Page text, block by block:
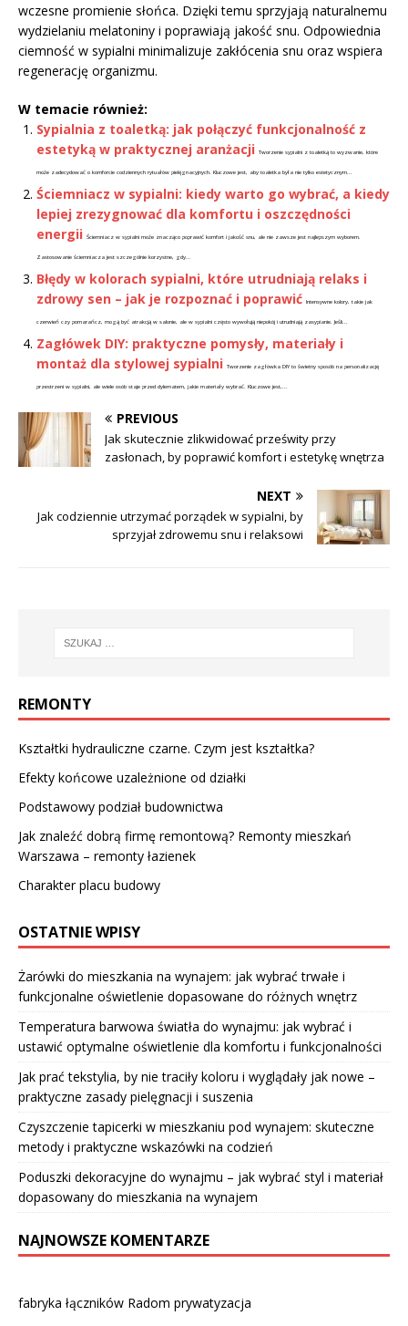
wczesne promienie słońca. Dzięki temu sprzyjają naturalnemu
wydzielaniu melatoniny i poprawiają jakość snu. Odpowiednia
ciemność w sypialni minimalizuje zakłócenia snu oraz wspiera
regenerację organizmu.
W temacie również:
Sypialnia z toaletką: jak połączyć funkcjonalność z
estetyką w praktycznej aranżacji
Tworzenie sypialni z toaletką to wyzwanie, które
może zadecydować o komforcie codziennych rytuałów pielęgnacyjnych. Kluczowe jest, aby toaletka była nie tylko estetycznym...
Ściemniacz w sypialni: kiedy warto go wybrać, a kiedy
lepiej zrezygnować dla komfortu i oszczędności
energii
Ściemniacz w sypialni może znacząco poprawić komfort i jakość snu, ale nie zawsze jest najlepszym wyborem.
Zastosowanie ściemniacza jest szczególnie korzystne, gdy...
Błędy w kolorach sypialni, które utrudniają relaks i
zdrowy sen – jak je rozpoznać i poprawić Intensywne kolory, takie jak
czerwień czy pomarańcz, mogą być atrakcją w salonie, ale w sypialni często wywołują niepokój i utrudniają zasypianie. Jeśli...
Zagłówek DIY: praktyczne pomysły, materiały i
montaż dla stylowej sypialni
Tworzenie zagłówka DIY to świetny sposób na personalizację
przestrzeni w sypialni, ale wiele osób staje przed dylematem, jakie materiały wybrać. Kluczowe jest,...
PREVIOUS
Jak skutecznie zlikwidować prześwity przy
zasłonach, by poprawić komfort i estetykę wnętrza
NEXT
Jak codziennie utrzymać porządek w sypialni, by
sprzyjał zdrowemu snu i relaksowi
REMONTY
Kształtki hydrauliczne czarne. Czym jest kształtka?
Efekty końcowe uzależnione od działki
Podstawowy podział budownictwa
Jak znaleźć dobrą firmę remontową? Remonty mieszkań
Warszawa – remonty łazienek
Charakter placu budowy
OSTATNIE WPISY
Żarówki do mieszkania na wynajem: jak wybrać trwałe i
funkcjonalne oświetlenie dopasowane do różnych wnętrz
Temperatura barwowa światła do wynajmu: jak wybrać i
ustawić optymalne oświetlenie dla komfortu i funkcjonalności
Jak prać tekstylia, by nie traciły koloru i wyglądały jak nowe –
praktyczne zasady pielęgnacji i suszenia
Czyszczenie tapicerki w mieszkaniu pod wynajem: skuteczne
metody i praktyczne wskazówki na codzień
Poduszki dekoracyjne do wynajmu – jak wybrać styl i materiał
dopasowany do mieszkania na wynajem
NAJNOWSZE KOMENTARZE
fabryka łączników Radom prywatyzacja